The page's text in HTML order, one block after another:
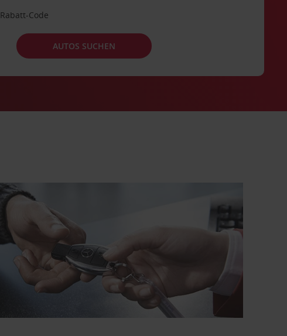
Code
AUTOS SUCHEN